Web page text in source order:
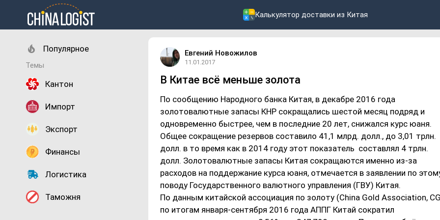
Калькулятор доставки из Китая
Популярное
Темы
Кантон
Импорт
Экспорт
Финансы
Логистика
Таможня
Евгений Новожилов
11.01.2017
В Китае всё меньше золота
По сообщению Народного банка Китая, в декабре 2016 года
золотовалютные запасы КНР сокращались шестой месяц подряд и
одновременно быстрее, чем в последние 20 лет, снижался курс юаня.
Общее сокращение резервов составило 41,1 млрд. долл., до 3,01 трлн.
долл. в то время как в 2014 году этот показатель составлял 4 трлн.
долл. Золотовалютные запасы Китая сокращаются именно из-за
расходов на поддержание курса юаня, отмечается в заявлении по
поводу Государственного валютного управления (ГВУ) Китая.
По данным китайской ассоциация по золоту (China Gold Association,
по итогам января-сентября 2016 года АППГ Китай сократил